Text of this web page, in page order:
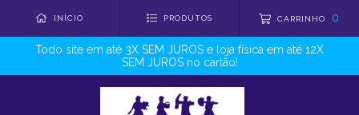
INÍCIO PRODUTOS CARRINHO 0
Todo site em até 3X SEM JUROS e loja física em até 12X
SEM JUROS no cartão!